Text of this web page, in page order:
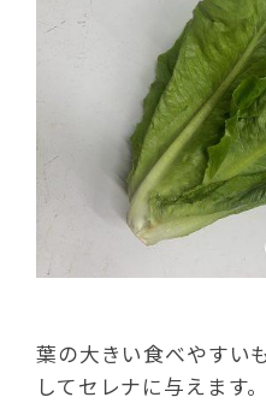
葉の大きい食べやすい
してセレナに与えます。